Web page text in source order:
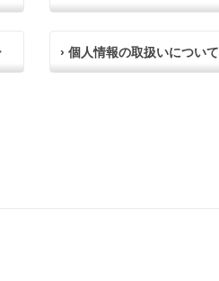
› 個人情報の取扱いについて